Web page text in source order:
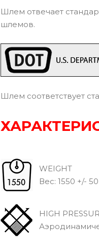
Шлем отвечает
шлемов.
Шлем соответствует
WEIGHT
Вec: 1550 +/- 50
HIGH